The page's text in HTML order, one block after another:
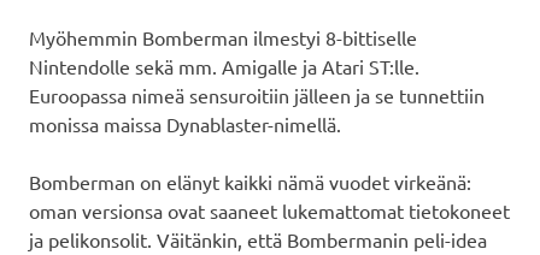
Myöhemmin Bomberman ilmestyi 8-bittiselle
Nintendolle sekä mm. Amigalle ja Atari ST:lle.
Euroopassa nimeä sensuroitiin jälleen ja se tunnettiin
monissa maissa Dynablaster-nimellä.
Bomberman on elänyt kaikki nämä vuodet virkeänä:
oman versionsa ovat saaneet lukemattomat tietokoneet
ja pelikonsolit. Väitänkin, että Bombermanin peli-idea